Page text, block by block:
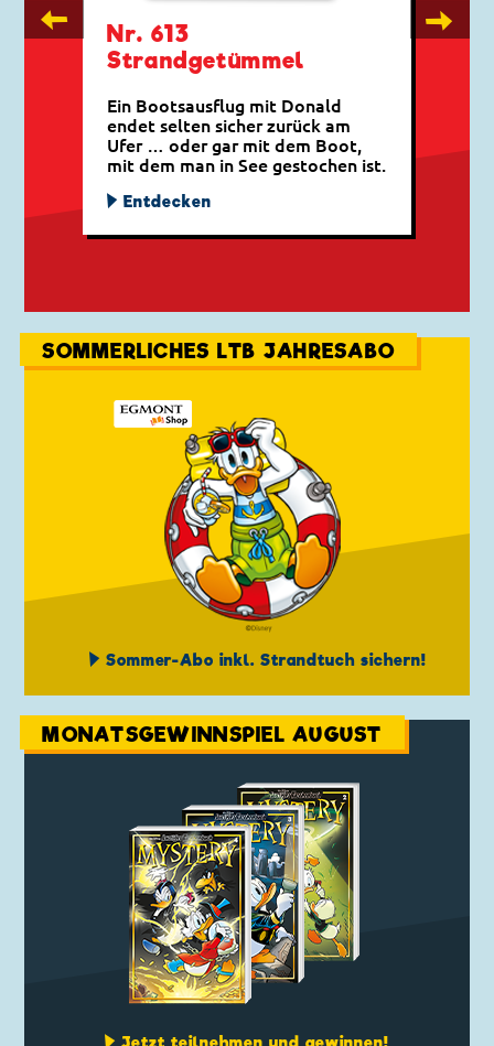
Nr. 613
Strandgetümmel
Ein Bootsausflug mit Donald
endet selten sicher zurück am
Ufer … oder gar mit dem Boot,
mit dem man in See gestochen ist.
Entdecken
→
←
SOMMERLICHES LTB JAHRESABO
Sommer-Abo inkl. Strandtuch sichern!
MONATSGEWINNSPIEL AUGUST